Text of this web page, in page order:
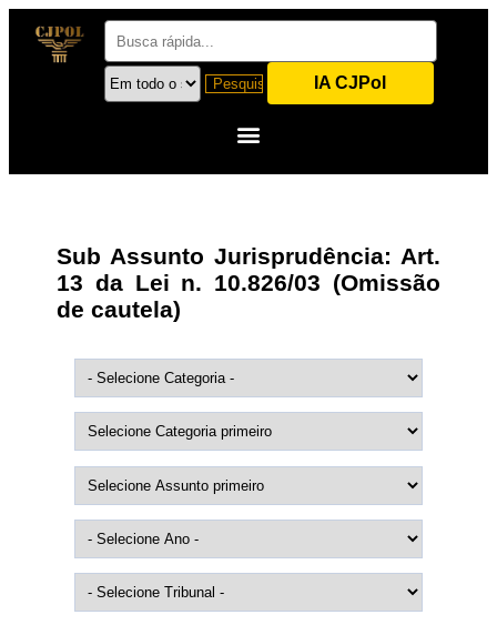
IA CJPol
Sub Assunto Jurisprudência: Art.
13 da Lei n. 10.826/03 (Omissão
de cautela)